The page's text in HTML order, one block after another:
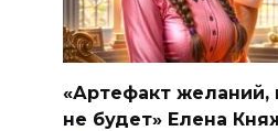
«Артефакт желаний,
не будет» Елена